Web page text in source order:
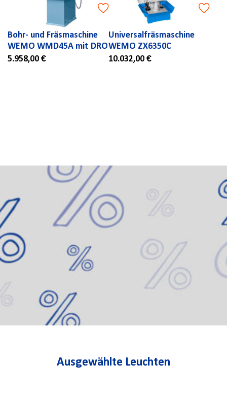
Bohr- und Fräsmaschine
WEMO WMD45A mit DRO
5.958,00 €
Universalfräsmaschine
WEMO ZX6350C
10.032,00 €
Ausgewählte Leuchten